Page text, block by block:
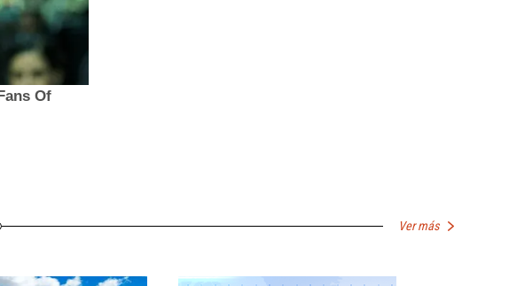
Ver más